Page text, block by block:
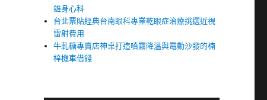
雄身心科
台北票貼經典台南眼科專業乾眼症治療挑選近視
雷射費用
牛軋糖專賣店神桌打造噴霧降溫與電動沙發的楠
梓機車借錢